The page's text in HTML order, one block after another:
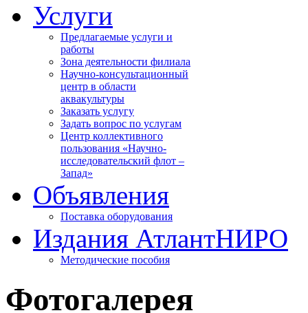
Услуги
Предлагаемые услуги и
работы
Зона деятельности филиала
Научно-консультационный
центр в области
аквакультуры
Заказать услугу
Задать вопрос по услугам
Центр коллективного
пользования «Научно-
исследовательский флот –
Запад»
Объявления
Поставка оборудования
Издания АтлантНИРО
Методические пособия
Фотогалерея